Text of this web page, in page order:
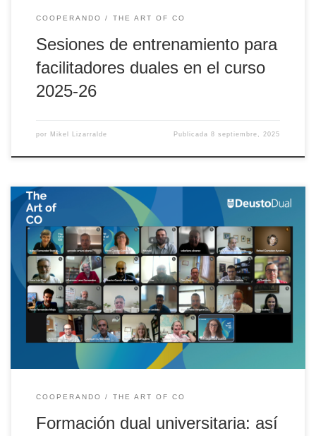
COOPERANDO THE ART OF CO
Sesiones de entrenamiento para
facilitadores duales en el curso
2025-26
por Mikel Lizarralde Publicada8 septiembre, 2025
La dualidad no es una moda, es una transformación Hace un par
de años participamos en la Deusto Summer School organizada
por nuestras compañeras de Deusto Internacional. Entonces nos
propusimos un objetivo claro: dar a conocer el Modelo Deusto de
Formación Dual y despertar el interés de otras universidades por
[…]
COOPERANDO THE ART OF CO
Formación dual universitaria: así